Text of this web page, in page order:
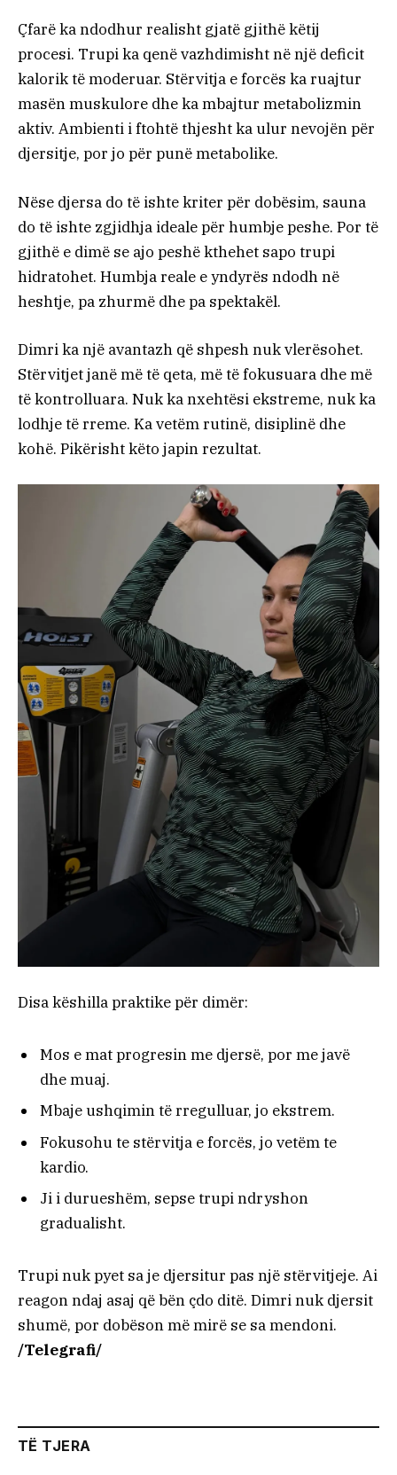
Çfarë ka ndodhur realisht gjatë gjithë këtij
procesi. Trupi ka qenë vazhdimisht në një deficit
kalorik të moderuar. Stërvitja e forcës ka ruajtur
masën muskulore dhe ka mbajtur metabolizmin
aktiv. Ambienti i ftohtë thjesht ka ulur nevojën për
djersitje, por jo për punë metabolike.
Nëse djersa do të ishte kriter për dobësim, sauna
do të ishte zgjidhja ideale për humbje peshe. Por të
gjithë e dimë se ajo peshë kthehet sapo trupi
hidratohet. Humbja reale e yndyrës ndodh në
heshtje, pa zhurmë dhe pa spektakël.
Dimri ka një avantazh që shpesh nuk vlerësohet.
Stërvitjet janë më të qeta, më të fokusuara dhe më
të kontrolluara. Nuk ka nxehtësi ekstreme, nuk ka
lodhje të rreme. Ka vetëm rutinë, disiplinë dhe
kohë. Pikërisht këto japin rezultat.
Disa këshilla praktike për dimër:
Mos e mat progresin me djersë, por me javë
dhe muaj.
Mbaje ushqimin të rregulluar, jo ekstrem.
Fokusohu te stërvitja e forcës, jo vetëm te
kardio.
Ji i durueshëm, sepse trupi ndryshon
gradualisht.
Trupi nuk pyet sa je djersitur pas një stërvitjeje. Ai
reagon ndaj asaj që bën çdo ditë. Dimri nuk djersit
shumë, por dobëson më mirë se sa mendoni.
/Telegrafi/
TË TJERA